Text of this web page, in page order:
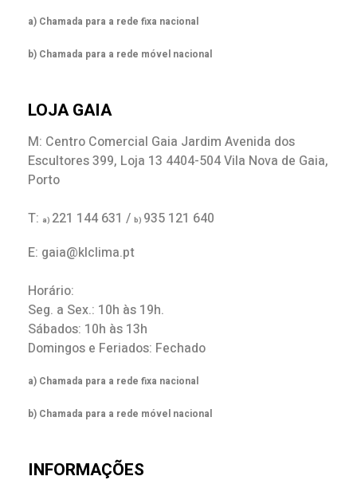
a) Chamada para a rede fixa nacional
b) Chamada para a rede móvel nacional
LOJA GAIA
M: Centro Comercial Gaia Jardim Avenida dos
Escultores 399, Loja 13 4404-504 Vila Nova de Gaia,
Porto
T: a) 221 144 631 / b) 935 121 640
E: gaia@klclima.pt
Horário:
Seg. a Sex.: 10h às 19h.
Sábados: 10h às 13h
Domingos e Feriados: Fechado
a) Chamada para a rede fixa nacional
b) Chamada para a rede móvel nacional
INFORMAÇÕES